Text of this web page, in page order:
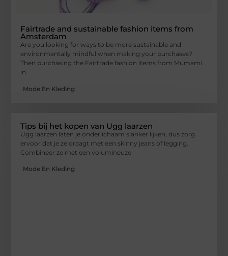
Fairtrade and sustainable fashion items from
Amsterdam
Are you looking for ways to be more sustainable and
environmentally mindful when making your purchases?
Then purchasing the Fairtrade fashion items from Mumami
in
Mode En Kleding
Tips bij het kopen van Ugg laarzen
Ugg laarzen laten je onderlichaam slanker lijken, dus zorg
ervoor dat je ze draagt met een skinny jeans of legging.
Combineer ze met een volumineuze
Mode En Kleding